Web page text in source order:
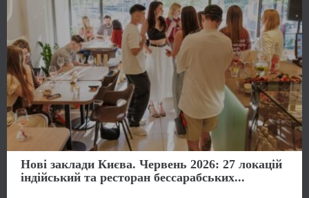
Нові заклади Києва. Червень 2026: 27 локацій
індійський та ресторан бессарабських...